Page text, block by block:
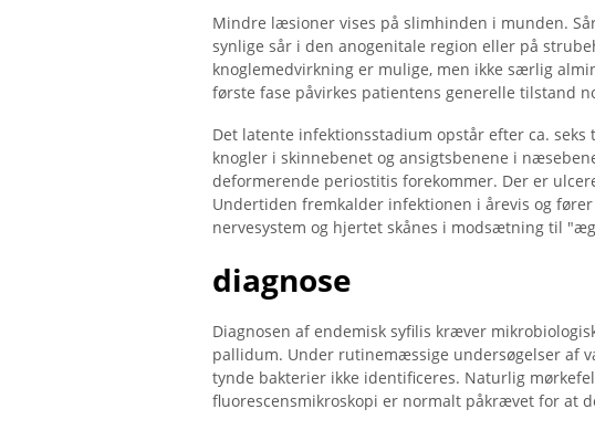
Mindre læsioner vises på slimhinden i munden.
synlige sår i den anogenitale region eller på
knoglemedvirkning er mulige, men ikke særlig
første fase påvirkes patientens generelle tilstand
Det latente infektionsstadium opstår efter ca.
knogler i skinnebenet og ansigtsbenene i
deformerende periostitis forekommer. Der er
Undertiden fremkalder infektionen i årevis og
nervesystem og hjertet skånes i modsætning til
diagnose
Diagnosen af ​​endemisk syfilis kræver
pallidum. Under rutinemæssige undersøgelser af
tynde bakterier ikke identificeres. Naturlig
fluorescensmikroskopi er normalt påkrævet for at